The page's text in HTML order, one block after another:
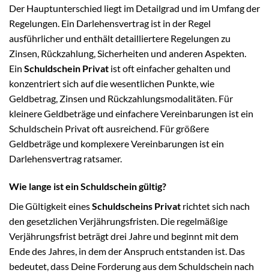
Der Hauptunterschied liegt im Detailgrad und im Umfang der
Regelungen. Ein Darlehensvertrag ist in der Regel
ausführlicher und enthält detailliertere Regelungen zu
Zinsen, Rückzahlung, Sicherheiten und anderen Aspekten.
Ein Schuldschein Privat ist oft einfacher gehalten und
konzentriert sich auf die wesentlichen Punkte, wie
Geldbetrag, Zinsen und Rückzahlungsmodalitäten. Für
kleinere Geldbeträge und einfachere Vereinbarungen ist ein
Schuldschein Privat oft ausreichend. Für größere
Geldbeträge und komplexere Vereinbarungen ist ein
Darlehensvertrag ratsamer.
Wie lange ist ein Schuldschein gültig?
Die Gültigkeit einesSchuldscheins Privat richtet sich nach
den gesetzlichen Verjährungsfristen. Die regelmäßige
Verjährungsfrist beträgt drei Jahre und beginnt mit dem
Ende des Jahres, in dem der Anspruch entstanden ist. Das
bedeutet, dass Deine Forderung aus dem Schuldschein nach